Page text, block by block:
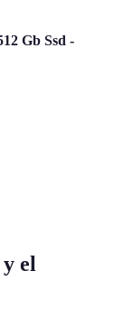
Gb Ssd -
el